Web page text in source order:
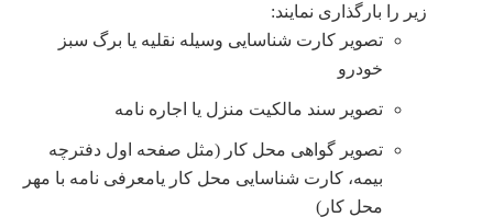
زیر را بارگذاری نمایند:
تصویر کارت شناسایی وسیله نقلیه یا برگ سبز
خودرو
تصویر سند مالکیت منزل یا اجاره نامه
تصویر گواهی محل کار (مثل صفحه اول دفترچه
بیمه، کارت شناسایی محل کار یامعرفی نامه با مهر
محل کار)